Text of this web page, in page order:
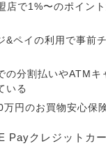
店で1%〜のポイン
&ペイの利用で事前
の分割払いやATMキ
いる
万円のお買物安心保
Payクレジットカ